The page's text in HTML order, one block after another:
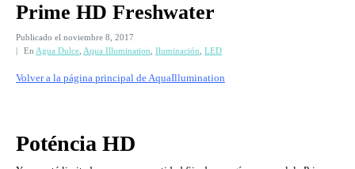
Prime HD Freshwater
Publicado el noviembre 8, 2017
En Agua Dulce Aqua Illumination Iluminación LED
Volver a la página principal de AquaIllumination
Poténcia HD